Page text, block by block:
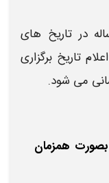
در تاریخ های
تاریخ برگزاری
می شود.
بصورت همزمان